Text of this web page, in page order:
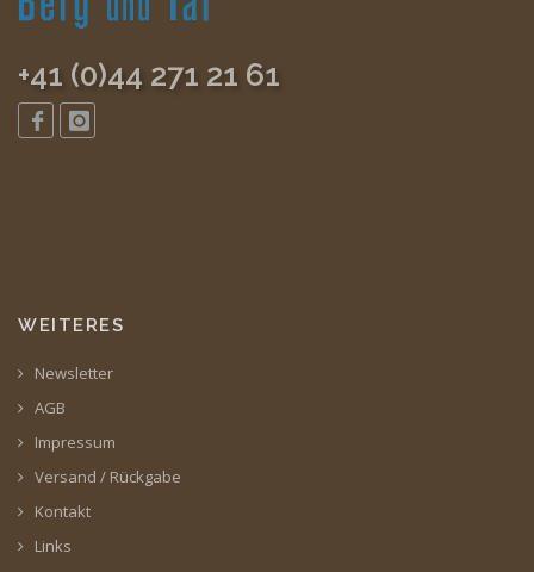
+41 (0)44 271 21 61
WEITERES
Newsletter
AGB
Impressum
Versand / Rückgabe
Kontakt
Links